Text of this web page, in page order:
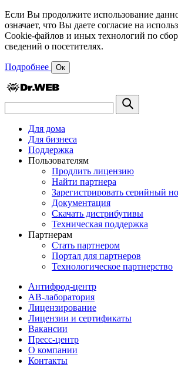
Если Вы продолжите использование
означает, что Вы даете согласие на
Cookie-файлов и иных технологий по
сведений о посетителях.
Подробнее Ок
Для дома
Для бизнеса
Поддержка
Пользователям
Продлить лицензию
Найти партнера
Зарегистрировать серийный
Документация
Скачать дистрибутивы
Техническая поддержка
Партнерам
Стать партнером
Портал для партнеров
Технологическое партнерство
Антифрод-центр
АВ-лаборатория
Лицензирование
Лицензии и сертификаты
Вакансии
Пресс-центр
О компании
Контакты